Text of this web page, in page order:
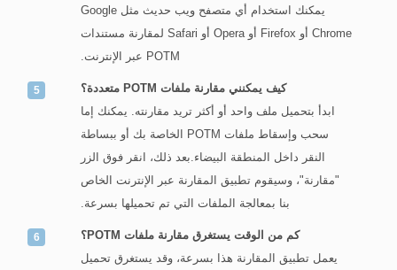
يمكنك استخدام أي متصفح ويب حديث مثل Google
Chrome أو Firefox أو Opera أو Safari لمقارنة مستندات
POTM عبر الإنترنت.
كيف يمكنني مقارنة ملفات POTM متعددة؟
ابدأ بتحميل ملف واحد أو أكثر تريد مقارنته. يمكنك إما
سحب وإسقاط ملفات POTM الخاصة بك أو ببساطة
النقر داخل المنطقة البيضاء.بعد ذلك، انقر فوق الزر
"مقارنة"، وسيقوم تطبيق المقارنة عبر الإنترنت الخاص
بنا بمعالجة الملفات التي تم تحميلها بسرعة.
كم من الوقت يستغرق مقارنة ملفات POTM؟
يعمل تطبيق المقارنة هذا بسرعة، وقد يستغرق تحميل